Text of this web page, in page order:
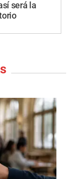
será la